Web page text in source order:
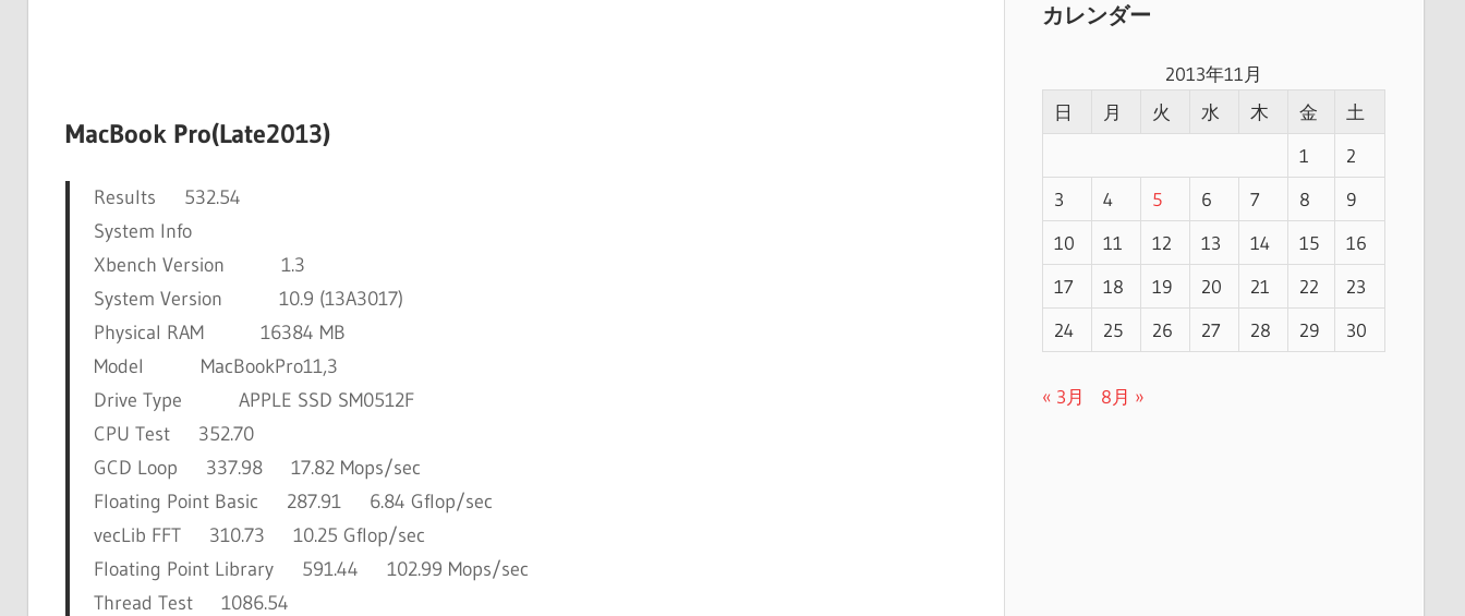
MacBook Pro(Late2013)
Results 532.54
System Info
Xbench Version 1.3
System Version 10.9 (13A3017)
Physical RAM 16384 MB
Model MacBookPro11,3
Drive Type APPLE SSD SM0512F
CPU Test 352.70
GCD Loop 337.98 17.82 Mops/sec
Floating Point Basic 287.91 6.84 Gflop/sec
vecLib FFT 310.73 10.25 Gflop/sec
Floating Point Library 591.44 102.99 Mops/sec
Thread Test 1086.54
カレンダー
2013年11月
日
月 火 水 木 金
土
1
2
3
4 5 6 7 8
9
10
11 12 13 14 15
16
17
18 19 20 21 22
23
24
25 26 27 28 29 30
« 3月 8月 »